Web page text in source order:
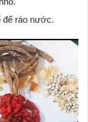
để ráo nước.